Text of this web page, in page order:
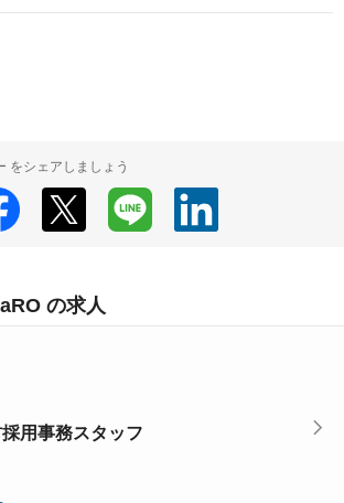
をシェアしましょう
の求人
採用事務スタッフ